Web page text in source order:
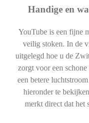
Handige en
YouTube is een fijne
veilig stoken. In de
uitgelegd hoe u de
zorgt voor een
een betere
hieronder te
merkt direct dat het